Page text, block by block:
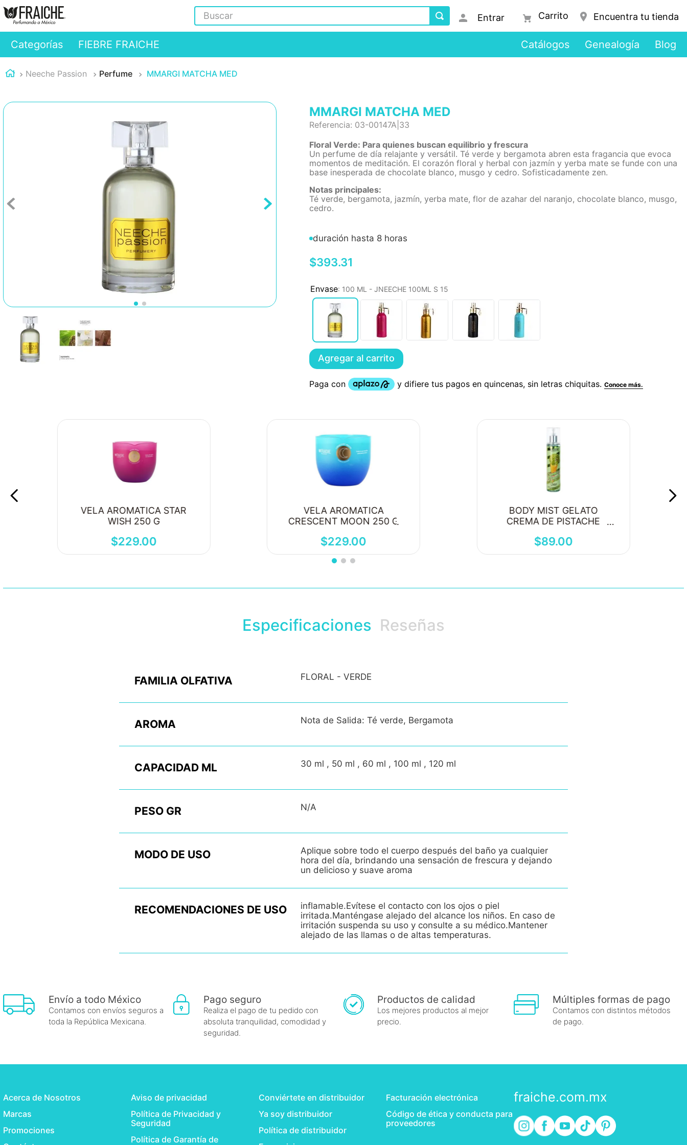
Buscar
Entrar Encuentra tu tienda
Categorías FIEBRE FRAICHE Catálogos Genealogía Blog
Neeche Passion Perfume MMARGI MATCHA MED
MMARGI MATCHA MED
Referencia: 03-00147A|33
Floral Verde: Para quienes buscan equilibrio y frescura
Un perfume de día relajante y versátil. Té verde y bergamota abren esta fragancia que evoca
momentos de meditación. El corazón floral y herbal con jazmín y yerba mate se funde con una
base inesperada de chocolate blanco, musgo y cedro. Sofisticadamente zen.
Notas principales:
Té verde, bergamota, jazmín, yerba mate, flor de azahar del naranjo, chocolate blanco, musgo,
cedro.
duración hasta 8 horas
$393.31
: 100 ML - JNEECHE 100ML S 15
Agregar al carrito
VELA AROMATICA STAR
WISH 250 G
$229.00
VELA AROMATICA
CRESCENT MOON 250 G
$229.00
BODY MIST GELATO
CREMA DE PISTACHE
$89.00
Especificaciones Reseñas
FAMILIA OLFATIVA FLORAL - VERDE
AROMA Nota de Salida: Té verde, Bergamota
CAPACIDAD ML 30 ml , 50 ml , 60 ml , 100 ml , 120 ml
PESO GR N/A
MODO DE USO
Aplique sobre todo el cuerpo después del baño ya cualquier
hora del día, brindando una sensación de frescura y dejando
un delicioso y suave aroma
RECOMENDACIONES DE USO
inflamable.Evítese el contacto con los ojos o piel
irritada.Manténgase alejado del alcance los niños. En caso de
irritación suspenda su uso y consulte a su médico.Mantener
alejado de las llamas o de altas temperaturas.
Envío a todo México
Contamos con envíos seguros a
toda la República Mexicana.
Pago seguro
Realiza el pago de tu pedido con
absoluta tranquilidad, comodidad y
seguridad.
Productos de calidad
Los mejores productos al mejor
precio.
Múltiples formas de pago
Contamos con distintos métodos
de pago.
Acerca de Nosotros
Marcas
Promociones
Aviso de privacidad
Política de Privacidad y
Seguridad
Política de Garantía de
Conviértete en distribuidor
Ya soy distribuidor
Política de distribuidor
Facturación electrónica
Código de ética y conducta para
proveedores
fraiche.com.mx